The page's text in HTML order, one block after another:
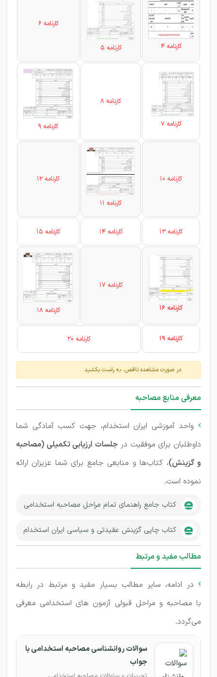
کارنامه 4 کارنامه 5
کارنامه 6
کارنامه 7
کارنامه 8
کارنامه 9
کارنامه 10
کارنامه 11
کارنامه 12
کارنامه 13 کارنامه 14 کارنامه 15
کارنامه 16
کارنامه 17
کارنامه 18
کارنامه 19 کارنامه 20
در صورت مشاهده ناقص، به راست بکشید
معرفی منابع مصاحبه
 واحد آموزشی ایران استخدام، جهت کسب آمادگی شما
داوطلبان برای موفقیت در جلسات ارزیابی تکمیلی (مصاحبه
و گزینش)، کتاب‌ها و منابعی جامع برای شما عزیزان ارائه
نموده است.
کتاب جامع راهنمای تمام مراحل مصاحبه استخدامی
کتاب چاپی گزینش عقیدتی و سیاسی ایران استخدام
مطالب مفید و مرتبط

در ادامه، سایر مطالب بسیار مفید و مرتبط در رابطه
با مصاحبه و مراحل قبولی آزمون های استخدامی معرفی
می‌گردد.
سوالات روانشناسی مصاحبه استخدامی با
جواب